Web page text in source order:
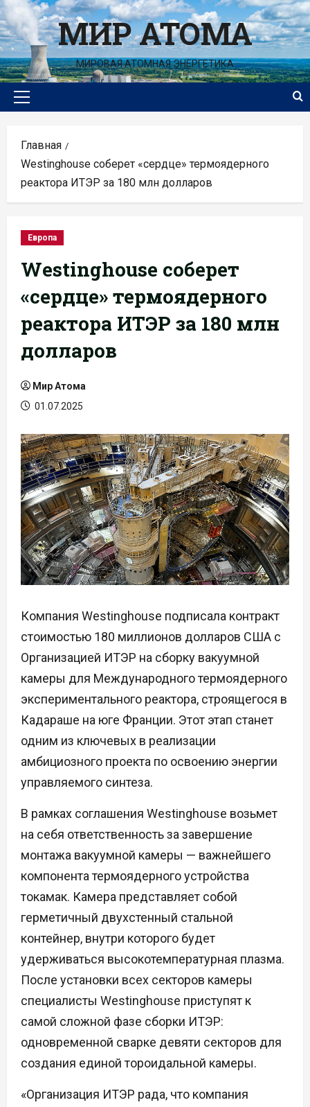
Перейти
к
содержимомуМИР АТОМА
МИРОВАЯ АТОМНАЯ ЭНЕРГЕТИКА
Основное
Главная
Westinghouse соберет «сердце» термоядерного
реактора ИТЭР за 180 млн долларов
Европа
Westinghouse соберет
«сердце» термоядерного
реактора ИТЭР за 180 млн
долларов
Мир Атома
01.07.2025
Компания Westinghouse подписала контракт
стоимостью 180 миллионов долларов США с
Организацией ИТЭР на сборку вакуумной
камеры для Международного термоядерного
экспериментального реактора, строящегося в
Кадараше на юге Франции. Этот этап станет
одним из ключевых в реализации
амбициозного проекта по освоению энергии
управляемого синтеза.
В рамках соглашения Westinghouse возьмет
на себя ответственность за завершение
монтажа вакуумной камеры — важнейшего
компонента термоядерного устройства
токамак. Камера представляет собой
герметичный двухстенный стальной
контейнер, внутри которого будет
удерживаться высокотемпературная плазма.
После установки всех секторов камеры
специалисты Westinghouse приступят к
самой сложной фазе сборки ИТЭР:
одновременной сварке девяти секторов для
создания единой тороидальной камеры.
«Организация ИТЭР рада, что компания